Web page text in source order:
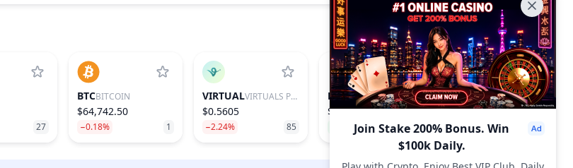
27
BTCBITCOIN
$64,742.50
−0.18% 1
VIRTUAL VIRTUALS PROTOCOL
$0.5605
−2.24% 85
BICOBICONOMY
$0.04565
65.37% 374
Join Stake 200% Bonus. Win
$100k Daily.